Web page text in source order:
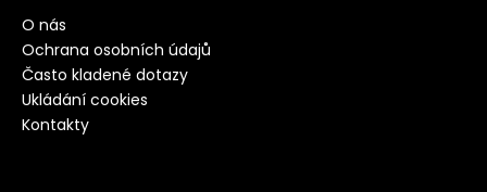
O nás
Ochrana osobních údajů
Často kladené dotazy
Ukládání cookies
Kontakty